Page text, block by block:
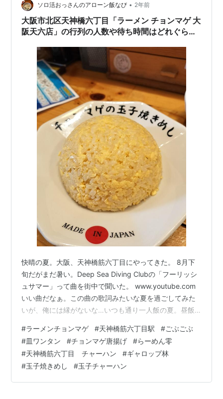
ソロ活おっさんのアローン飯なび • 2年前
大阪市北区天神橋六丁目「ラーメン チョンマゲ 大
阪天六店」の行列の人数や待ち時間はどれぐら
快晴の夏。大阪、天神橋筋六丁目にやってきた。 8月下
旬だがまだ暑い。Deep Sea Diving Clubの「フーリッシ
ュサマー」って曲を街中で聞いた。 www.youtube.com
いい曲だなぁ。この曲の歌詞みたいな夏を過ごしてみた
いが、俺には縁がないな…いつも通り一人飯の夏。昼飯
かやってないようだ。 そうだ、思い出した、この前イン
スタで見たラーメンチョマンゲって店が、この辺にあっ
た気がする。 アクセスする行き方は、大阪メトロ堺筋
線・谷町線の天神橋筋六丁目駅の1番出口から徒歩すぐっ
て感じよ。阪急電鉄の駅もあるみたいだ、阪急京都線・
#ラーメンチョンマゲ #天神橋筋六丁目駅 #ごぶごぶ
#皿ワンタン #チョンマゲ唐揚げ #らーめん零
#天神橋筋六丁目 チャーハン #ギャロップ林
#玉子焼きめし #玉子チャーハン